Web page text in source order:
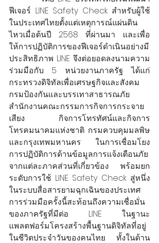
ฟีเจอร์ LINE Safety Check สำหรับผู้ใช้
ในประเทศไทยตั้งแต่เหตุการณ์แผ่นดิน
ไหวเมื่อต้นปี 2568 ที่ผ่านมา และเพื่อ
ให้การปฏิบัติการของฟีเจอร์ดำเนินอย่างมี
ประสิทธิภาพ LINE จึงต่อยอดลงนามความ
ร่วมมือกับ 5 หน่วยงานภาครัฐ ได้แก่
กระทรวงดิจิทัลเพื่อเศรษฐกิจและสังคม
กรมป้องกันและบรรเทาสาธารณภัย
สำนักงานคณะกรรมการกิจการกระจาย
เสียง กิจการโทรทัศน์และกิจการ
โทรคมนาคมแห่งชาติ กรมควบคุมมลพิษ
และกรุงเทพมหานคร ในการเชื่อมโยง
การปฏิบัติการด้านข้อมูลการแจ้งเตือนภัย
จากแต่ละภาคส่วนที่เกี่ยวข้อง พร้อมยก
ระดับการใช้ LINE Safety Check สู่หนึ่ง
ในระบบสื่อสารยามฉุกเฉินของประเทศ
การร่วมมือครั้งนี้สะท้อนถึงความเชื่อมั่น
ของภาครัฐที่มีต่อ LINE ในฐานะ
แพลตฟอร์มโครงสร้างพื้นฐานดิจิทัลที่อยู่
ในชีวิตประจำวันของคนไทย ทั้งในด้าน